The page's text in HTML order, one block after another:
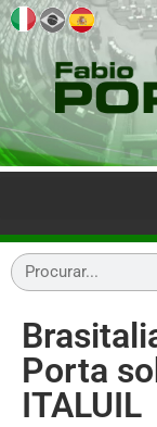
Porta
ITALUIL